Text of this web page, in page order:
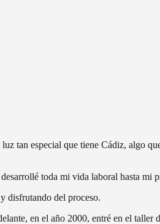
tan especial que tiene Cádiz, algo
toda mi vida laboral hasta mi
disfrutando del proceso.
en el año 2000, entré en el taller